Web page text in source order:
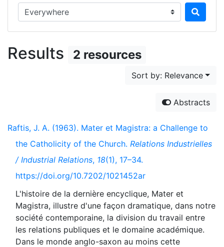
Search in...
Results 2 resources
Sort by: Relevance
Abstracts
Raftis, J. A. (1963). Mater et Magistra: a Challenge to
the Catholicity of the Church. Relations Industrielles
/ Industrial Relations, 18(1), 17–34.
https://doi.org/10.7202/1021452ar
L'histoire de la dernière encyclique, Mater et
Magistra, illustre d'une façon dramatique, dans notre
société contemporaine, la division du travail entre
les relations publiques et le domaine académique.
Dans le monde anglo-saxon au moins cette